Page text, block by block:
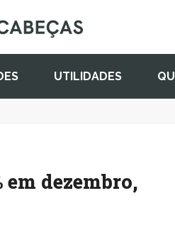
UTILIDADES
dezembro,